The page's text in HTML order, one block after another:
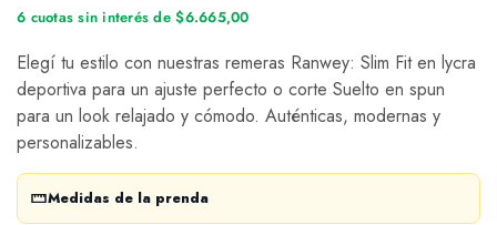
6 cuotas sin interés de $6.665,00
Elegí tu estilo con nuestras remeras Ranwey: Slim Fit en lycra
deportiva para un ajuste perfecto o corte Suelto en spun
para un look relajado y cómodo. Auténticas, modernas y
personalizables.
Medidas de la prenda